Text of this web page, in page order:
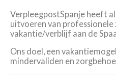
VerpleegpostSpanje heeft
uitvoeren van
vakantie/verblijf aan de
Ons doel, een
mindervaliden en